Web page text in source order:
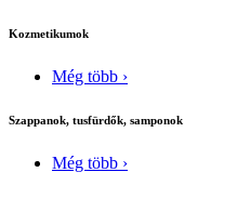
Kozmetikumok
Még több ›
Szappanok, tusfürdők, samponok
Még több ›